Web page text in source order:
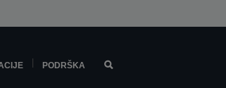
PODRŠKA